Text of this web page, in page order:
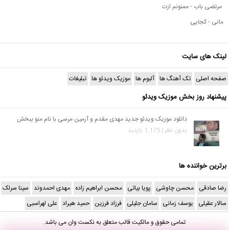
مرتضی باب - ممنونم ازت
مانی - کجایی
لینک های سایت
صفحه اصلی تک آهنگ ها آلبوم ها موزیک ویدئو ها تبلیغات
پیشنهاد روز بخش موزیک ویدئو
دانلود موزیک ویدئو جدید مهدی مقدم و آرمین مرسی با نام منو ببخش
بدون نظر | 1,175 بازدید
برترین خواننده ها
رضا صادقی محسن چاوشی پویا بیاتی محسن ابراهیم زاده مهدی احمدوند سینا سرلک
سالار عقیلی یوسف زمانی سامان جلیلی فرزاد فرزین حمید هیراد علی لهراسبی
تمامی حقوق و مالکیت قالب متعلق بهنکست وانمی باشد.